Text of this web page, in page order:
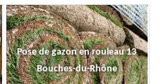
Pose de gazon en rouleau 13
Bouches-du-Rhône